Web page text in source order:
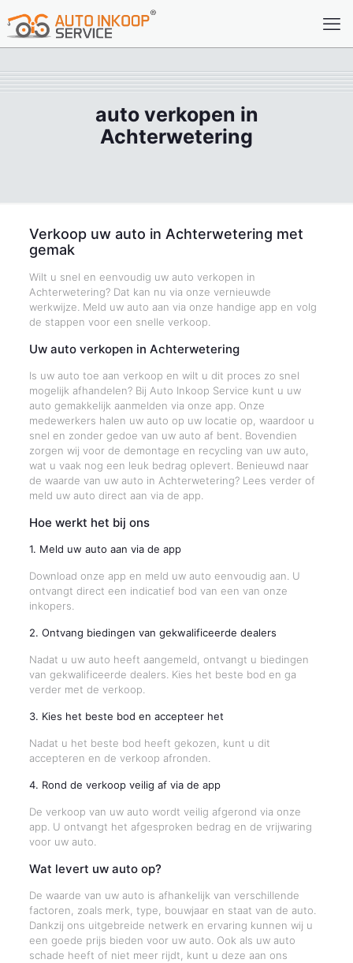
auto verkopen in
Achterwetering
Verkoop uw auto in Achterwetering met
gemak
Wilt u snel en eenvoudig uw auto verkopen in
Achterwetering? Dat kan nu via onze vernieuwde
werkwijze. Meld uw auto aan via onze handige app en volg
de stappen voor een snelle verkoop.
Uw auto verkopen in Achterwetering
Is uw auto toe aan verkoop en wilt u dit proces zo snel
mogelijk afhandelen? Bij Auto Inkoop Service kunt u uw
auto gemakkelijk aanmelden via onze app. Onze
medewerkers halen uw auto op uw locatie op, waardoor u
snel en zonder gedoe van uw auto af bent. Bovendien
zorgen wij voor de demontage en recycling van uw auto,
wat u vaak nog een leuk bedrag oplevert. Benieuwd naar
de waarde van uw auto in Achterwetering? Lees verder of
meld uw auto direct aan via de app.
Hoe werkt het bij ons
1. Meld uw auto aan via de app
Download onze app en meld uw auto eenvoudig aan. U
ontvangt direct een indicatief bod van een van onze
inkopers.
2. Ontvang biedingen van gekwalificeerde dealers
Nadat u uw auto heeft aangemeld, ontvangt u biedingen
van gekwalificeerde dealers. Kies het beste bod en ga
verder met de verkoop.
3. Kies het beste bod en accepteer het
Nadat u het beste bod heeft gekozen, kunt u dit
accepteren en de verkoop afronden.
4. Rond de verkoop veilig af via de app
De verkoop van uw auto wordt veilig afgerond via onze
app. U ontvangt het afgesproken bedrag en de vrijwaring
voor uw auto.
Wat levert uw auto op?
De waarde van uw auto is afhankelijk van verschillende
factoren, zoals merk, type, bouwjaar en staat van de auto.
Dankzij ons uitgebreide netwerk en ervaring kunnen wij u
een goede prijs bieden voor uw auto. Ook als uw auto
schade heeft of niet meer rijdt, kunt u deze aan ons